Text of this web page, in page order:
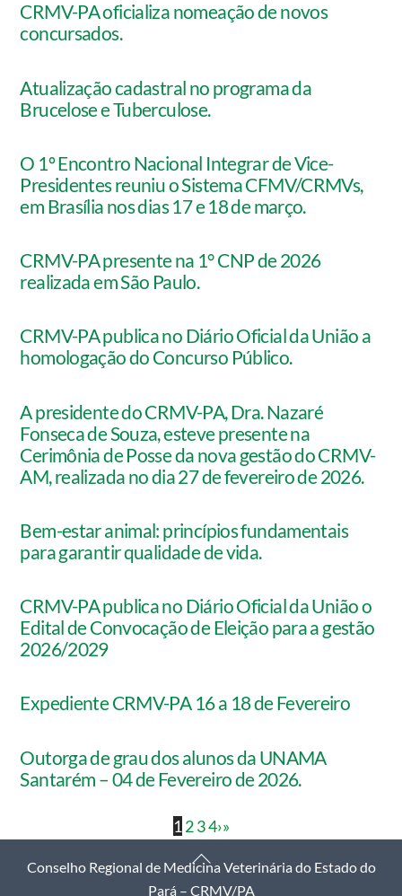
CRMV-PA oficializa nomeação de novos
concursados.
Atualização cadastral no programa da
Brucelose e Tuberculose.
O 1º Encontro Nacional Integrar de Vice-
Presidentes reuniu o Sistema CFMV/CRMVs,
em Brasília nos dias 17 e 18 de março.
CRMV-PA presente na 1° CNP de 2026
realizada em São Paulo.
CRMV-PA publica no Diário Oficial da União a
homologação do Concurso Público.
A presidente do CRMV-PA, Dra. Nazaré
Fonseca de Souza, esteve presente na
Cerimônia de Posse da nova gestão do CRMV-
AM, realizada no dia 27 de fevereiro de 2026.
Bem-estar animal: princípios fundamentais
para garantir qualidade de vida.
CRMV-PA publica no Diário Oficial da União o
Edital de Convocação de Eleição para a gestão
2026/2029
Expediente CRMV-PA 16 a 18 de Fevereiro
Outorga de grau dos alunos da UNAMA
Santarém – 04 de Fevereiro de 2026.
1 2 34›»
Back
To
Conselho Regional de Medicina Veterinária do Estado do
Pará – CRMV/PA